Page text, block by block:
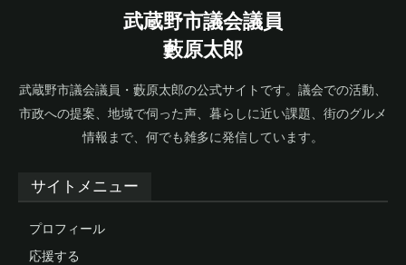
武蔵野市議会議員
藪原太郎
武蔵野市議会議員・藪原太郎の公式サイトです。議会での活動、
市政への提案、地域で伺った声、暮らしに近い課題、街のグルメ
情報まで、何でも雑多に発信しています。
サイトメニュー
プロフィール
応援する